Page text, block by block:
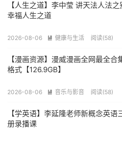
【人生之道】李中莹 讲天法人法之
幸福人生之道
2026-08-06  健康与生活 阅读(58)
【漫画资源】漫威漫画全网最全合
格式【126.9GB】
2026-08-06  音乐与影音 阅读(58)
【学英语】李延隆老师新概念英语
册录播课